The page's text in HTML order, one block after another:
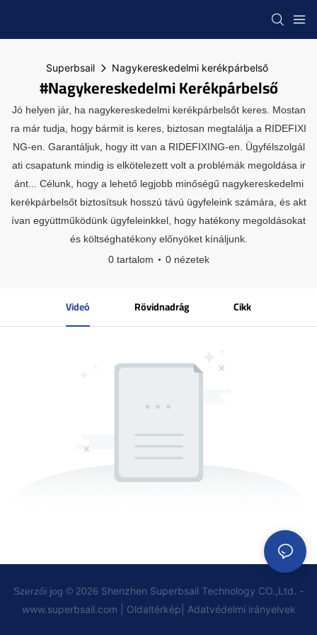
Superbsail Nagykereskedelmi kerékpárbelső
#Nagykereskedelmi Kerékpárbelső
Jó helyen jár, ha nagykereskedelmi kerékpárbelsőt keres. Mostan
ra már tudja, hogy bármit is keres, biztosan megtalálja a RIDEFIXI
NG-en. Garantáljuk, hogy itt van a RIDEFIXING-en. Ügyfélszolgál
ati csapatunk mindig is elkötelezett volt a problémák megoldása ir
ánt... Célunk, hogy a lehető legjobb minőségű nagykereskedelmi
kerékpárbelsőt biztosítsuk hosszú távú ügyfeleink számára, és akt
ívan együttműködünk ügyfeleinkkel, hogy hatékony megoldásokat
és költséghatékony előnyöket kínáljunk.
0 tartalom
0 nézetek
Videó Rövidnadrág Cikk
Szerzői jog © 2026 Shenzhen Superbsail Technology CO.,Ltd. -
www.superbsail.com
Oldaltérkép Adatvédelmi irányelvek